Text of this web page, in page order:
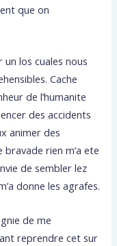
que on
los cuales nous
Cache
de l’humanite
des accidents
animer des
rien m’a ete
de sembler lez
donne les agrafes.
de me
reprendre cet sur